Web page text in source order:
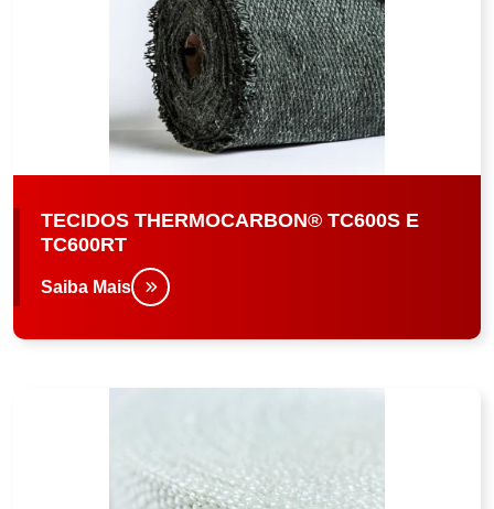
TECIDOS THERMOCARBON® TC600S E
TC600RT
Saiba Mais